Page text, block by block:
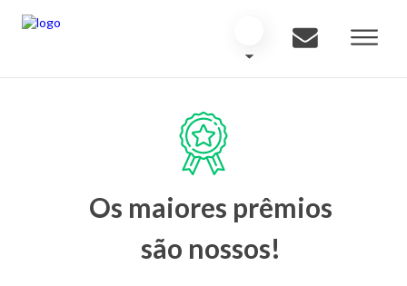
Os maiores prêmios
são nossos!